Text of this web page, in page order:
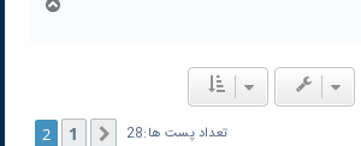
تعداد پست ها:28 قبلی 1
2